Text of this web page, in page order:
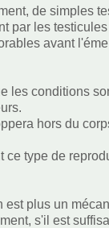
de simples
par les
avant
les conditions
hors du
ce type de
est plus un
s'il est